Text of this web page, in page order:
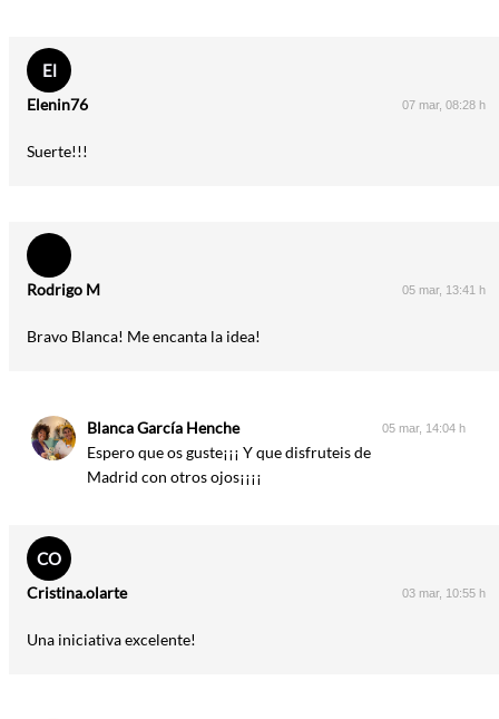
El
Elenin76 07 mar, 08:28 h
Suerte!!!
Rodrigo M 05 mar, 13:41 h
Bravo Blanca! Me encanta la idea!
Blanca García Henche 05 mar, 14:04 h
Espero que os guste¡¡¡ Y que disfruteis de
Madrid con otros ojos¡¡¡¡
CO
Cristina.olarte 03 mar, 10:55 h
Una iniciativa excelente!